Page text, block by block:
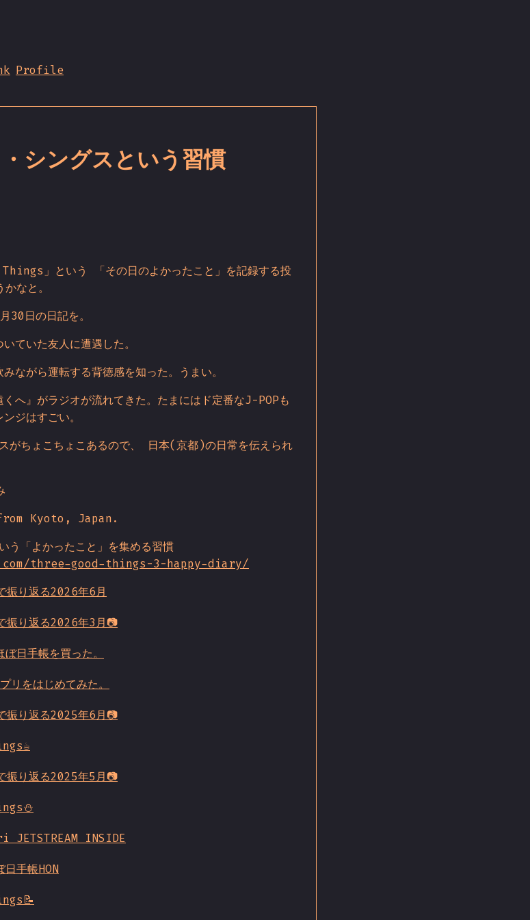
Profile
シングスという習慣
」という 「その日のよかったこと」を記録する投
なと。
30日の日記を。
ていた友人に遭遇した。
ながら運転する背徳感を知った。うまい。
へ』がラジオが流れてきた。たまにはド定番なJ-POPも
ジはすごい。
がちょこちょこあるので、 日本(京都)の日常を伝えられ
Kyoto, Japan.
う「よかったこと」を集める習慣
three-good-things-3-happy-diary/
り返る2026年6月
り返る2026年3月📷
日手帳を買った。
リをはじめてみた。
り返る2025年6月📷
り返る2025年5月📷
JETSTREAM INSIDE
手帳HON